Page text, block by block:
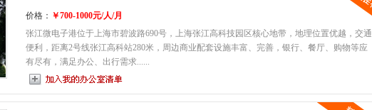
价格： ￥700-1000元/人/月
张江微电子港位于上海市碧波路690号，上海张江高科技园区核心地带，地理位置优越，交通
便利，距离2号线张江高科站280米，周边商业配套设施丰富、完善，银行、餐厅、购物等应
有尽有，满足办公、出行需求......